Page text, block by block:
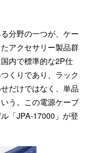
分野の一つが、ケー
アクセサリー製品群
内で標準的な2P仕
くりであり、ラック
だけではなく、単品
う。この電源ケーブ
「JPA-17000」が登